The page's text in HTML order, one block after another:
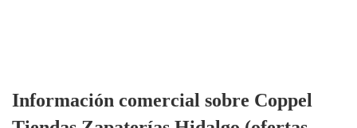
Información comercial sobre Coppel